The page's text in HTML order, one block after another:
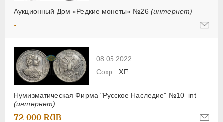
Аукционный Дом «Редкие монеты» №26 (интернет)
-
08.05.2022
Нумизматическая Фирма "Русское Наследие" №10_int
(интернет)
XF
72 000 RUB